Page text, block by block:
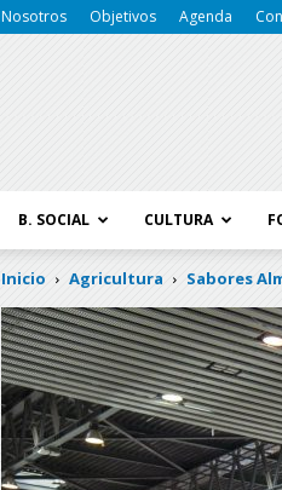
Nosotros Objetivos Agenda
B. SOCIAL CULTURA
Inicio Agricultura Sabores